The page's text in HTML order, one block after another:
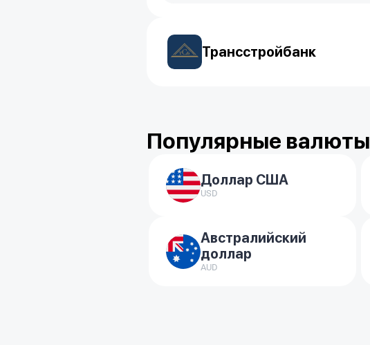
Трансстройбанк
Популярные валюты
Доллар США
USD
Австралийский
доллар
AUD